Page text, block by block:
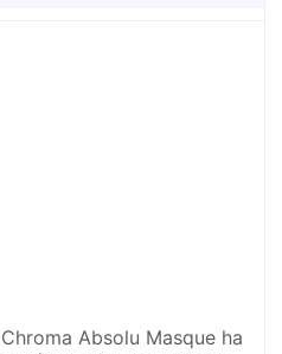
Absolu Masque ha